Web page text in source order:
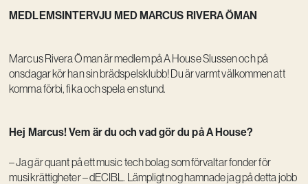
MEDLEMSINTERVJU MED MARCUS RIVERA ÖMAN
Marcus Rivera Öman är medlem på A House Slussen och på
onsdagar kör han sin brädspelsklubb! Du är varmt välkommen att
komma förbi, fika och spela en stund.
Hej Marcus! Vem är du och vad gör du på A House?
– Jag är quant på ett music tech bolag som förvaltar fonder för
musikrättigheter – dECIBL. Lämpligt nog hamnade jag på detta jobb